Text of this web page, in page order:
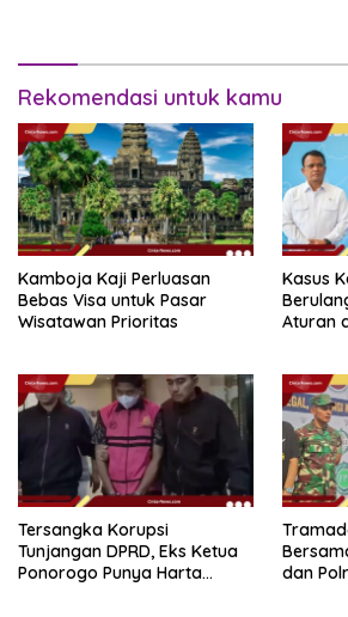
Rekomendasi untuk kamu
Kamboja Kaji Perluasan
Bebas Visa untuk Pasar
Wisatawan Prioritas
Kasus
Aturan
Tersangka Korupsi
Tunjangan DPRD, Eks Ketua
Ponorogo Punya Harta
dan